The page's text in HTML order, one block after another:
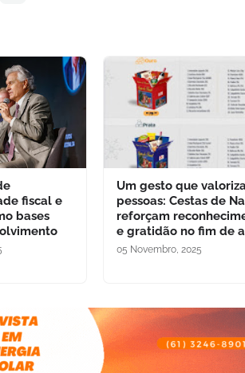
fiscal e
bases
Um gesto que
pessoas: Cestas de
reforçam
e gratidão no fim de
05 Novembro, 2025